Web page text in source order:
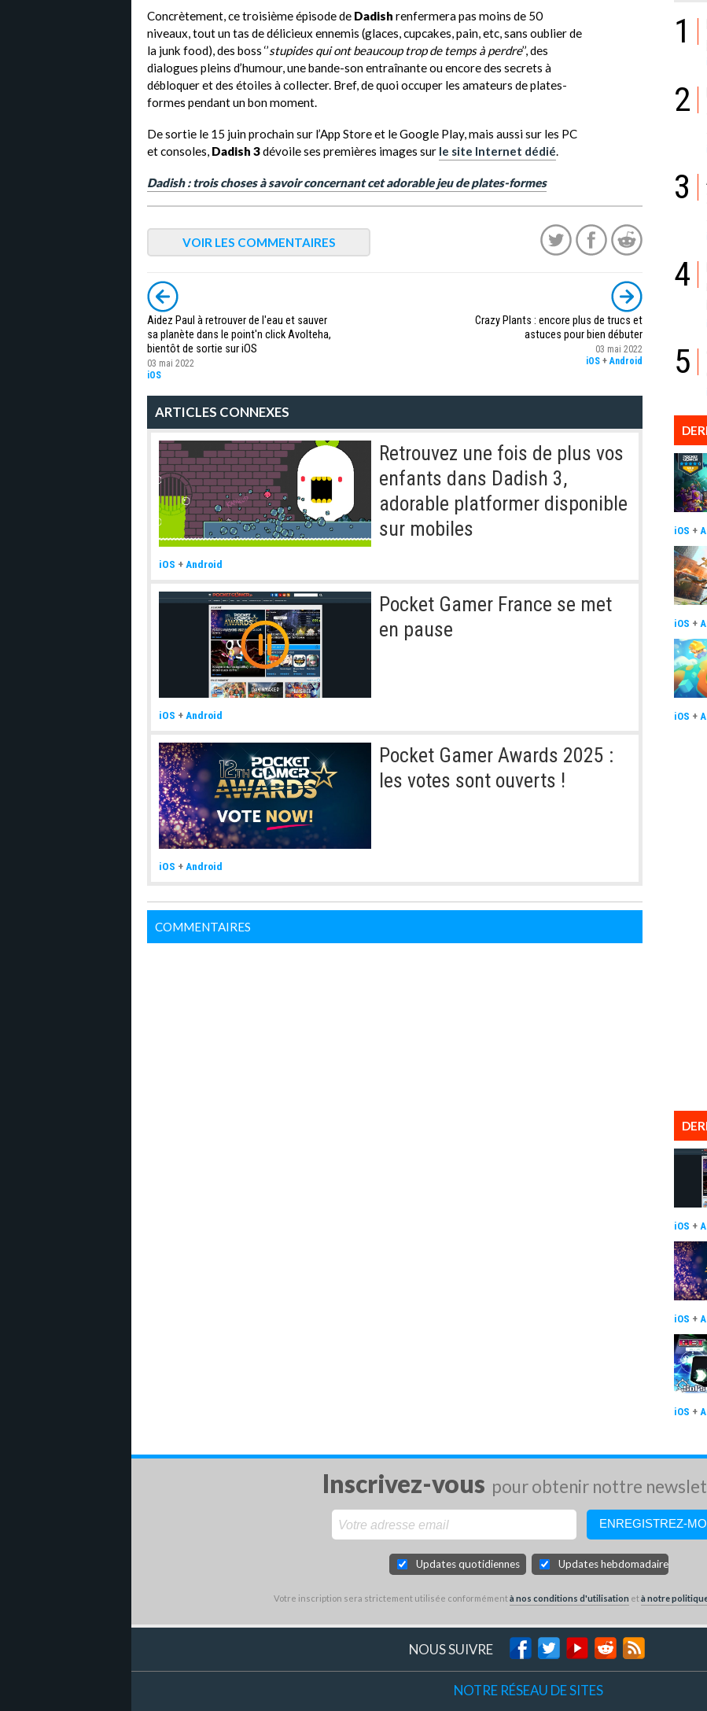
Concrètement, ce troisième épisode de Dadish renfermera pas moins de 50
niveaux, tout un tas de délicieux ennemis (glaces, cupcakes, pain, etc, sans oublier de
la junk food), des boss ‘’stupides qui ont beaucoup trop de temps à perdre’’, des
dialogues pleins d’humour, une bande-son entraînante ou encore des secrets à
débloquer et des étoiles à collecter. Bref, de quoi occuper les amateurs de plates-
formes pendant un bon moment.
De sortie le 15 juin prochain sur l’App Store et le Google Play, mais aussi sur les PC
et consoles, Dadish 3dévoile ses premières images sur le site Internet dédié.
Dadish : trois choses à savoir concernant cet adorable jeu de plates-formes
VOIR LES COMMENTAIRES
Aidez Paul à retrouver de l'eau et sauver
sa planète dans le point'n click Avolteha,
bientôt de sortie sur iOS
03 mai 2022
iOS
Crazy Plants : encore plus de trucs et
astuces pour bien débuter
03 mai 2022
iOS +Android
ARTICLES CONNEXES
Retrouvez une fois de plus vos
enfants dans Dadish 3,
adorable platformer disponible
sur mobiles
iOS +Android
Pocket Gamer France se met
en pause
iOS +Android
Pocket Gamer Awards 2025 :
les votes sont ouverts !
iOS +Android
COMMENTAIRES
1
2
3
4
5
iOS +
iOS +
iOS +
iOS +
iOS +
iOS +
Inscrivez-vous pour obtenir nottre
Updates quotidiennes Updates hebdomadaires
Votre inscription sera strictement utilisée conformémentà nos conditions d'utilisation età notre
NOUS SUIVRE
NOTRE RÉSEAU DE SITES